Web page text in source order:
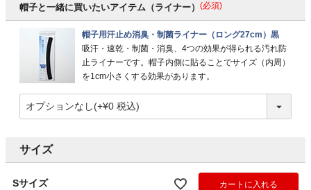
帽子と一緒に買いたいアイテム（ライナー） (必須)
帽子用汗止め消臭・制菌ライナー（ロング27cm）黒
吸汗・速乾・制菌・消臭、4つの効果が得られる汚れ防
止ライナーです。帽子内側に貼ることでサイズ（内周）
を1cm小さくする効果があります。
サイズ
Sサイズ カートに入れる